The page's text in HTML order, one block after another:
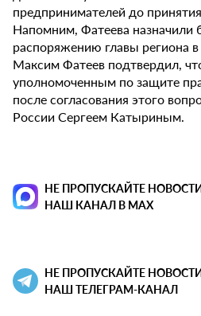
предпринимателей до
Напомним, Фатеева назначили
распоряжению главы региона
Максим Фатеев подтвердил,
уполномоченным по защите
после согласования этого
России Сергеем Катыриным.
НЕ ПРОПУСКАЙТЕ
НАШ КАНАЛ В MAX
НЕ ПРОПУСКАЙТЕ
НАШ ТЕЛЕГРАМ-КАНАЛ